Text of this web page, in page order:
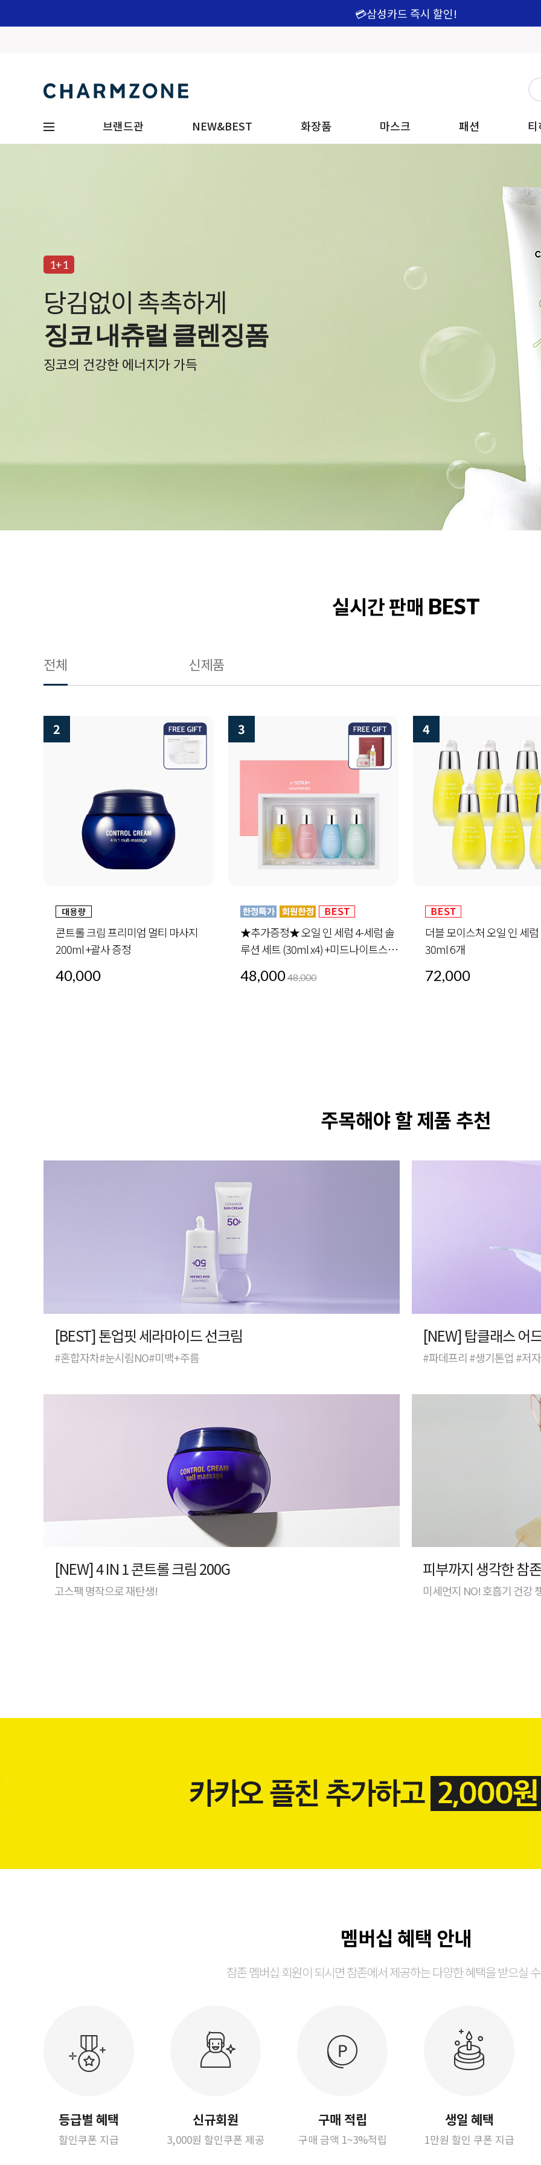
💳삼성카드 즉시 할인!
브랜드관 NEW&BEST 화장품 마스크 패션
1+1
백탁 NO! 자극 NO!
알바트로스 레포츠 선
물과 땀에 자유로운 선크림
실시간 판매 BEST
전체 신제품
3
★추가증정★ 오일 인 세럼 4-세럼 솔
루션 세트 (30ml x4) +미드나이트스페
48,000
4
더블 모이스처 오일 인 세럼 플러스
30ml 6개
72,000
5
안티 링클 핑크 오일 인 세
72,000
주목해야 할 제품 추천
[BEST] 톤업핏 세라마이드 선크림
#혼합자차#눈시림NO#미백+주름
[NEW] 탑클래스 어
#파데프리 #생기톤업 #저
[NEW] 4 IN 1 콘트롤 크림 200G
고스팩 명작으로 재탄생!
피부까지 생각한 참
미세먼지 NO! 호흡기 건강
멤버십 혜택 안내
참존 멤버십 회원이 되시면 참존에서 제공하는 다양한 혜택을 받으실
등급별 혜택
할인쿠폰 지급
신규회원
3,000원 할인쿠폰 제공
구매 적립
구매 금액 1~3%적립
생일 혜택
1만원 할인 쿠폰 지급